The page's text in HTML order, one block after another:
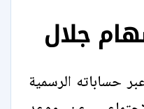
جلال
حساباته الرسمية